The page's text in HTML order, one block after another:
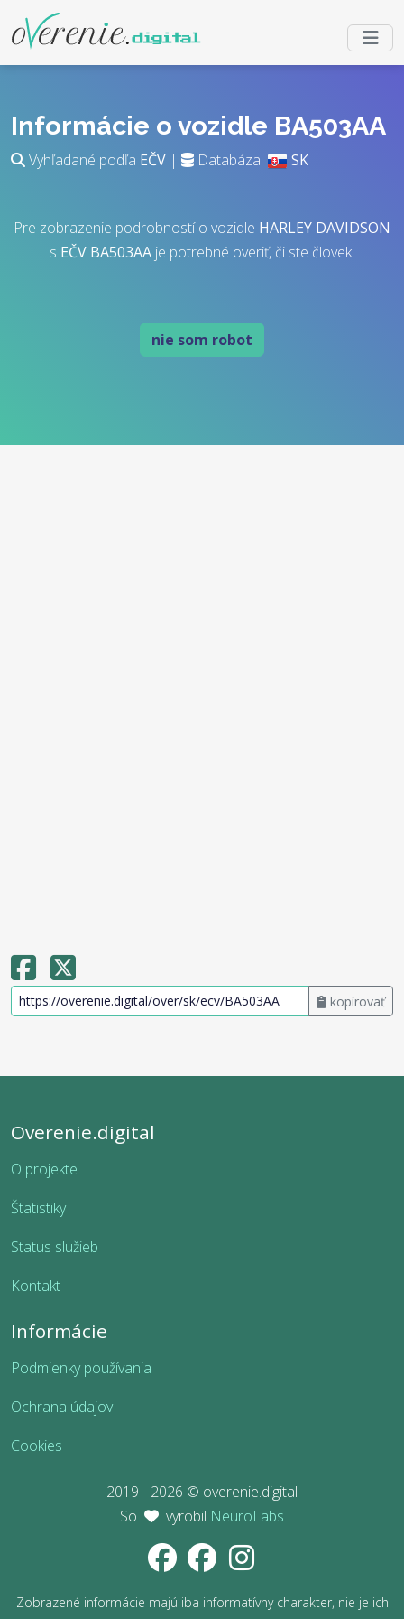
Informácie o vozidle BA503AA
Vyhľadané podľa EČV | Databáza: SK
Pre zobrazenie podrobností o vozidle HARLEY DAVIDSON
s EČV BA503AA je potrebné overiť, či ste človek.
nie som robot
kopírovať
Overenie.digital
O projekte
Štatistiky
Status služieb
Kontakt
Informácie
Podmienky používania
Ochrana údajov
Cookies
2019 - 2026 © overenie.digital
So
vyrobil NeuroLabs
Zobrazené informácie majú iba informatívny charakter, nie je ich